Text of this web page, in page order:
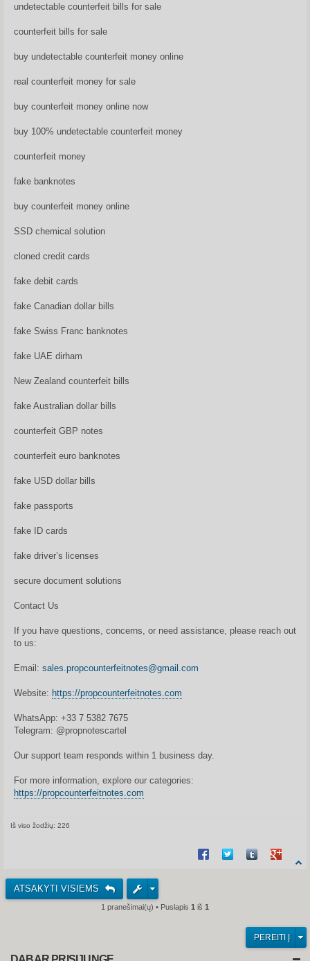
undetectable counterfeit bills for sale
counterfeit bills for sale
buy undetectable counterfeit money online
real counterfeit money for sale
buy counterfeit money online now
buy 100% undetectable counterfeit money
counterfeit money
fake banknotes
buy counterfeit money online
SSD chemical solution
cloned credit cards
fake debit cards
fake Canadian dollar bills
fake Swiss Franc banknotes
fake UAE dirham
New Zealand counterfeit bills
fake Australian dollar bills
counterfeit GBP notes
counterfeit euro banknotes
fake USD dollar bills
fake passports
fake ID cards
fake driver’s licenses
secure document solutions
Contact Us
If you have questions, concerns, or need assistance, please reach out
to us:
Email: sales.propcounterfeitnotes@gmail.com
Website: https://propcounterfeitnotes.com
WhatsApp: +33 7 5382 7675
Telegram: @propnotescartel
Our support team responds within 1 business day.
For more information, explore our categories:
https://propcounterfeitnotes.com
Iš viso žodžių: 226
Share on Facebook
Share on Twitter
Share on
Share
ATSAKYTI VISIEMS
1 pranešimai(ų) • Puslapis 1 iš 1
PEREITI Į